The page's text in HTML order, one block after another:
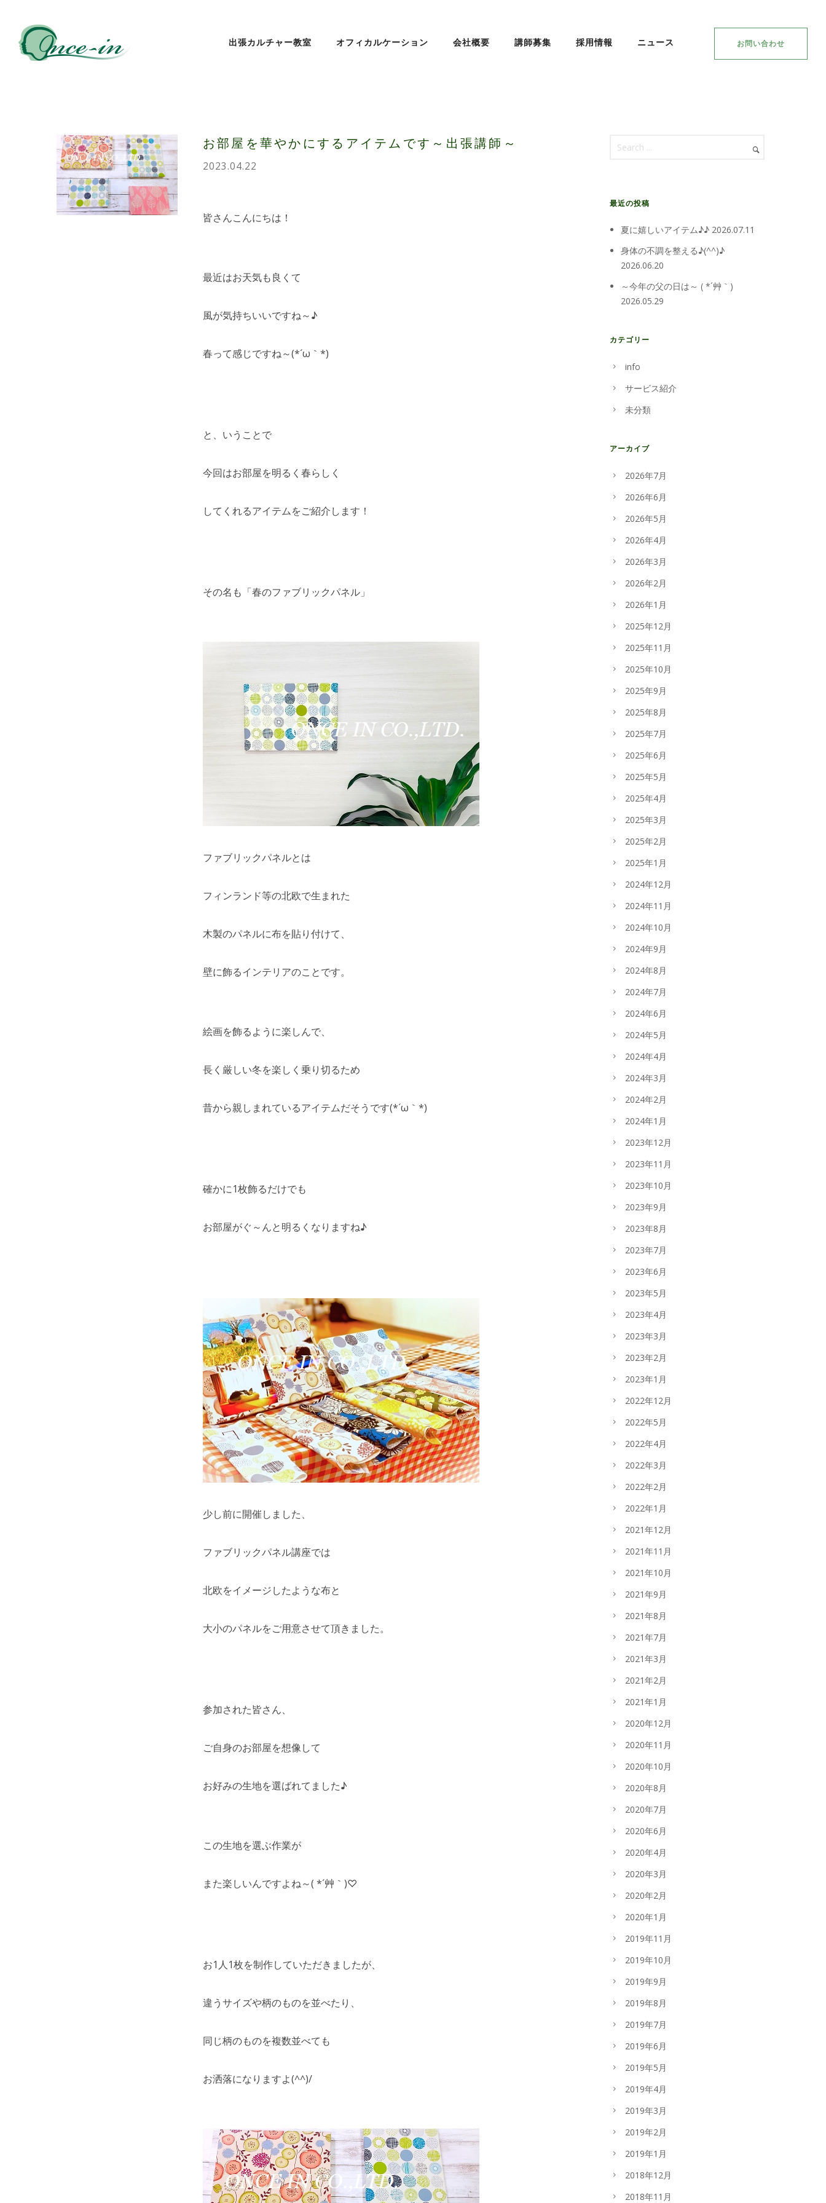
お問い合わせ
出張カルチャー教室 オフィカルケーション 会社概要 講師募集 採用情報 ニュース
お部屋を華やかにするアイテムです～出張講師～
2023.04.22
皆さんこんにちは！
最近はお天気も良くて
風が気持ちいいですね～♪
春って感じですね～(*´ω｀*)
と、いうことで
今回はお部屋を明るく春らしく
してくれるアイテムをご紹介します！
その名も「春のファブリックパネル」
ファブリックパネルとは
フィンランド等の北欧で生まれた
木製のパネルに布を貼り付けて、
壁に飾るインテリアのことです。
絵画を飾るように楽しんで、
長く厳しい冬を楽しく乗り切るため
昔から親しまれているアイテムだそうです(*´ω｀*)
確かに1枚飾るだけでも
お部屋がぐ～んと明るくなりますね♪
少し前に開催しました、
ファブリックパネル講座では
北欧をイメージしたような布と
大小のパネルをご用意させて頂きました。
参加された皆さん、
ご自身のお部屋を想像して
お好みの生地を選ばれてました♪
この生地を選ぶ作業が
また楽しいんですよね～( *´艸｀)♡
お1人1枚を制作していただきましたが、
違うサイズや柄のものを並べたり、
同じ柄のものを複数並べても
お洒落になりますよ(^^)/
最近の投稿
夏に嬉しいアイテム♪♪ 2026.07.11
身体の不調を整える♪(^^)♪
2026.06.20
～今年の父の日は～ ( *´艸｀)
2026.05.29
カテゴリー
info
サービス紹介
未分類
アーカイブ
2026年7月
2026年6月
2026年5月
2026年4月
2026年3月
2026年2月
2026年1月
2025年12月
2025年11月
2025年10月
2025年9月
2025年8月
2025年7月
2025年6月
2025年5月
2025年4月
2025年3月
2025年2月
2025年1月
2024年12月
2024年11月
2024年10月
2024年9月
2024年8月
2024年7月
2024年6月
2024年5月
2024年4月
2024年3月
2024年2月
2024年1月
2023年12月
2023年11月
2023年10月
2023年9月
2023年8月
2023年7月
2023年6月
2023年5月
2023年4月
2023年3月
2023年2月
2023年1月
2022年12月
2022年5月
2022年4月
2022年3月
2022年2月
2022年1月
2021年12月
2021年11月
2021年10月
2021年9月
2021年8月
2021年7月
2021年3月
2021年2月
2021年1月
2020年12月
2020年11月
2020年10月
2020年8月
2020年7月
2020年6月
2020年4月
2020年3月
2020年2月
2020年1月
2019年11月
2019年10月
2019年9月
2019年8月
2019年7月
2019年6月
2019年5月
2019年4月
2019年3月
2019年2月
2019年1月
2018年12月
2018年11月